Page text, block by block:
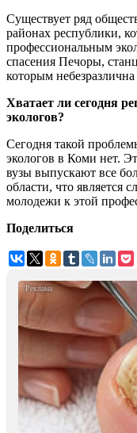
Существует ряд
районах республики,
профессиональным
спасения Печоры,
которым
Хватает ли сегодня
экологов?
Сегодня такой
экологов в Коми нет.
вузы выпускают все
области, что является
молодежи к этой
Поделиться